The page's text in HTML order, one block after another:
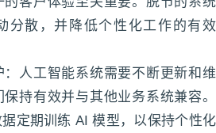
分散，并降低个性化工作的有效
人工智能系统需要不断更新和维
持有效并与其他业务系统兼容。
定期训练 AI 模型，以保持个性化